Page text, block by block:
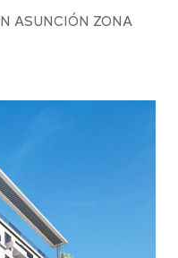
ASUNCIÓN ZONA